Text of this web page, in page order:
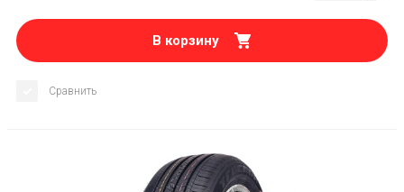
В корзину
Сравнить